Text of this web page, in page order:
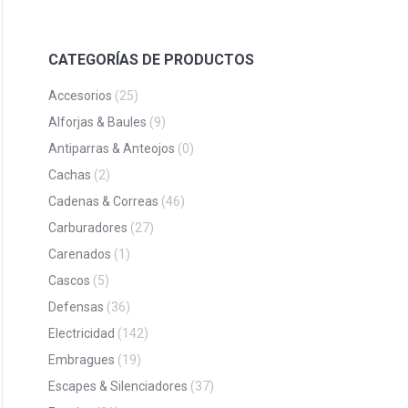
CATEGORÍAS DE PRODUCTOS
Accesorios (25)
Alforjas & Baules (9)
Antiparras & Anteojos (0)
Cachas (2)
Cadenas & Correas (46)
Carburadores (27)
Carenados (1)
Cascos (5)
Defensas (36)
Electricidad (142)
Embragues (19)
Escapes & Silenciadores (37)